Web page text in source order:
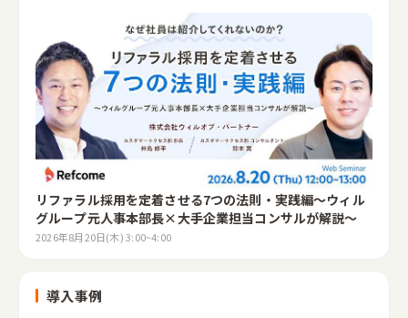
リファラル採用を定着させる7つの法則・実践編～ウィル
グループ元人事本部長×大手企業担当コンサルが解説～
2026年8月20日(木) 3:00~4:00
導入事例